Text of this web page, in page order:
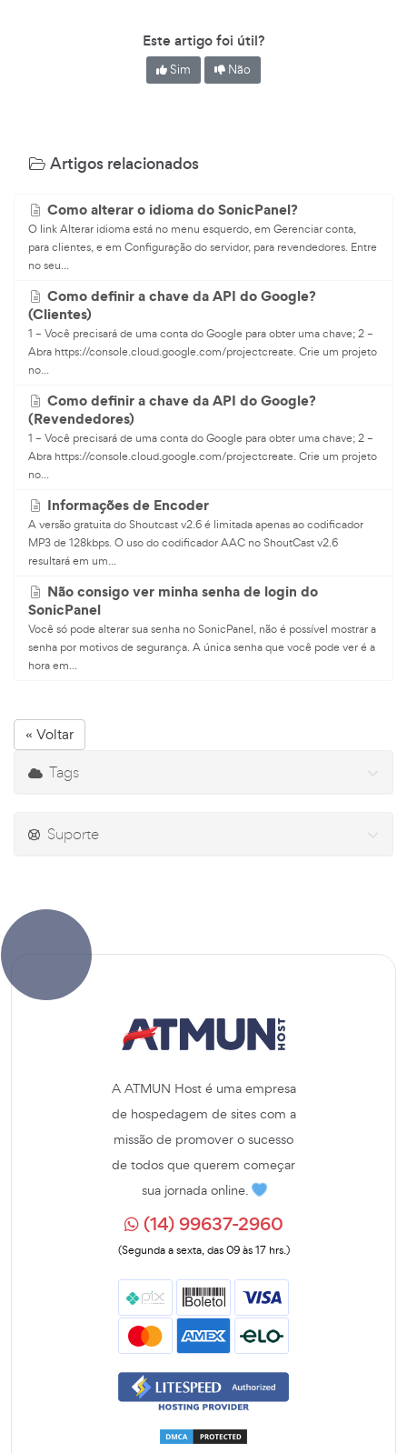
Este artigo foi útil?
Sim Não
Artigos relacionados
Como alterar o idioma do SonicPanel?
O link Alterar idioma está no menu esquerdo, em Gerenciar conta,
para clientes, e em Configuração do servidor, para revendedores. Entre
no seu...
Como definir a chave da API do Google?
(Clientes)
1 – Você precisará de uma conta do Google para obter uma chave; 2 –
Abra https://console.cloud.google.com/projectcreate. Crie um projeto
no...
Como definir a chave da API do Google?
(Revendedores)
1 – Você precisará de uma conta do Google para obter uma chave; 2 –
Abra https://console.cloud.google.com/projectcreate. Crie um projeto
no...
Informações de Encoder
A versão gratuita do Shoutcast v2.6 é limitada apenas ao codificador
MP3 de 128kbps. O uso do codificador AAC no ShoutCast v2.6
resultará em um...
Não consigo ver minha senha de login do
SonicPanel
Você só pode alterar sua senha no SonicPanel, não é possível mostrar a
senha por motivos de segurança. A única senha que você pode ver é a
hora em...
« Voltar
Tags
Suporte
A ATMUN Host é uma empresa
de hospedagem de sites com a
missão de promover o sucesso
de todos que querem começar
sua jornada online.
(14) 99637-2960
(Segunda a sexta, das 09 às 17 hrs.)